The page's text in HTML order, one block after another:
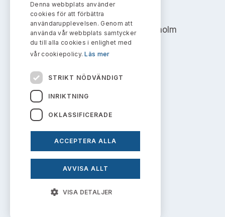
AKTIEMARKNADSNÄMNDEN
Address: Box 7354, 103 90 Stockholm
info@aktiemarknadsnamnden.se
Om innehållet
Om webbplatsen
Prenumerera på uttalanden
Denna webbplats använder
cookies för att förbättra
användarupplevelsen. Genom att
använda vår webbplats samtycker
du till alla cookies i enlighet med
vår cookiepolicy.Läs mer
STRIKT NÖDVÄNDIGT
INRIKTNING
OKLASSIFICERADE
ACCEPTERA ALLA
AVVISA ALLT
VISA DETALJER